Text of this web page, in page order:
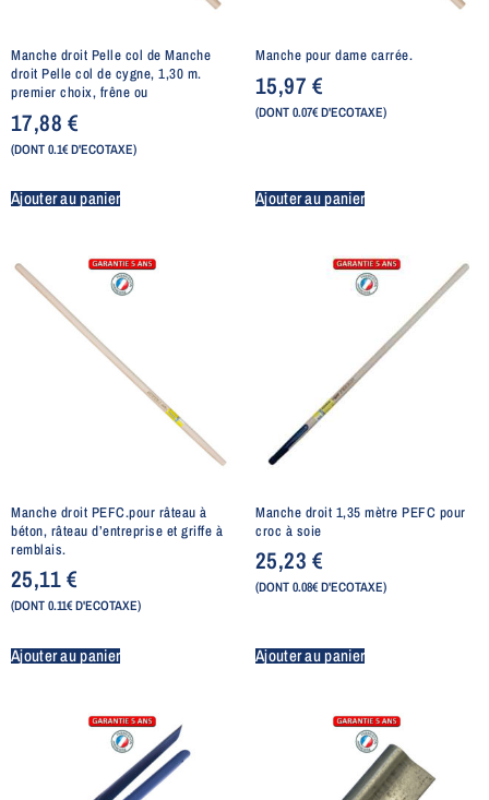
Manche droit Pelle col de Manche
droit Pelle col de cygne, 1,30 m.
premier choix, frêne ou
17,88€
(DONT 0.1€ D'ECOTAXE)
Ajouter au panier
Manche pour dame carrée.
15,97€
(DONT 0.07€ D'ECOTAXE)
Ajouter au panier
Manche droit PEFC.pour râteau à
béton, râteau d’entreprise et griffe à
remblais.
25,11€
(DONT 0.11€ D'ECOTAXE)
Ajouter au panier
Manche droit 1,35 mètre PEFC pour
croc à soie
25,23€
(DONT 0.08€ D'ECOTAXE)
Ajouter au panier